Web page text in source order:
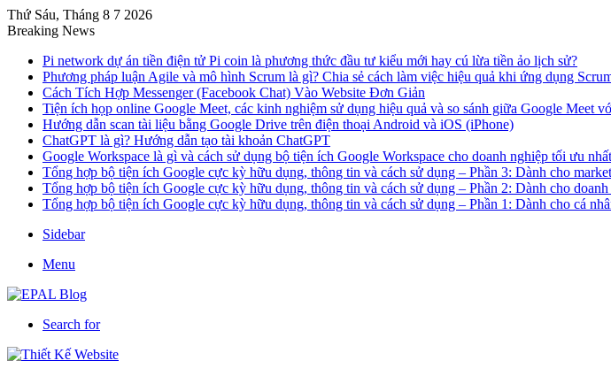
Thứ Sáu, Tháng 8 7 2026
Breaking News
Pi network dự án tiền điện tử Pi coin là phương thức đầu tư kiểu mới hay cú lừa tiền ảo lịch sử?
Phương pháp luận Agile và mô hình Scrum là gì? Chia sẻ cách làm việc hiệu quả khi ứng dụng
Cách Tích Hợp Messenger (Facebook Chat) Vào Website Đơn Giản
Tiện ích họp online Google Meet, các kinh nghiệm sử dụng hiệu quả và so sánh giữa Google Meet
Hướng dẫn scan tài liệu bằng Google Drive trên điện thoại Android và iOS (iPhone)
ChatGPT là gì? Hướng dẫn tạo tài khoản ChatGPT
Google Workspace là gì và cách sử dụng bộ tiện ích Google Workspace cho doanh nghiệp tối ưu nhất
Tổng hợp bộ tiện ích Google cực kỳ hữu dụng, thông tin và cách sử dụng – Phần 3: Dành cho
Tổng hợp bộ tiện ích Google cực kỳ hữu dụng, thông tin và cách sử dụng – Phần 2: Dành cho
Tổng hợp bộ tiện ích Google cực kỳ hữu dụng, thông tin và cách sử dụng – Phần 1: Dành cho cá
Sidebar
Menu
Search for